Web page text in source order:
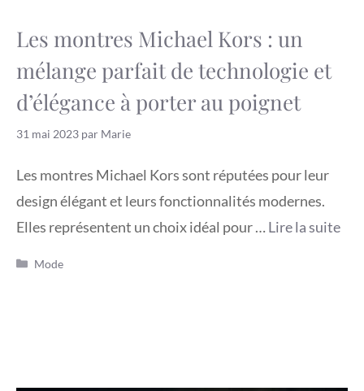
Les montres Michael Kors : un
mélange parfait de technologie et
d’élégance à porter au poignet
31 mai 2023 par Marie
Les montres Michael Kors sont réputées pour leur
design élégant et leurs fonctionnalités modernes.
Elles représentent un choix idéal pour …Lire la suite
Catégories
Mode